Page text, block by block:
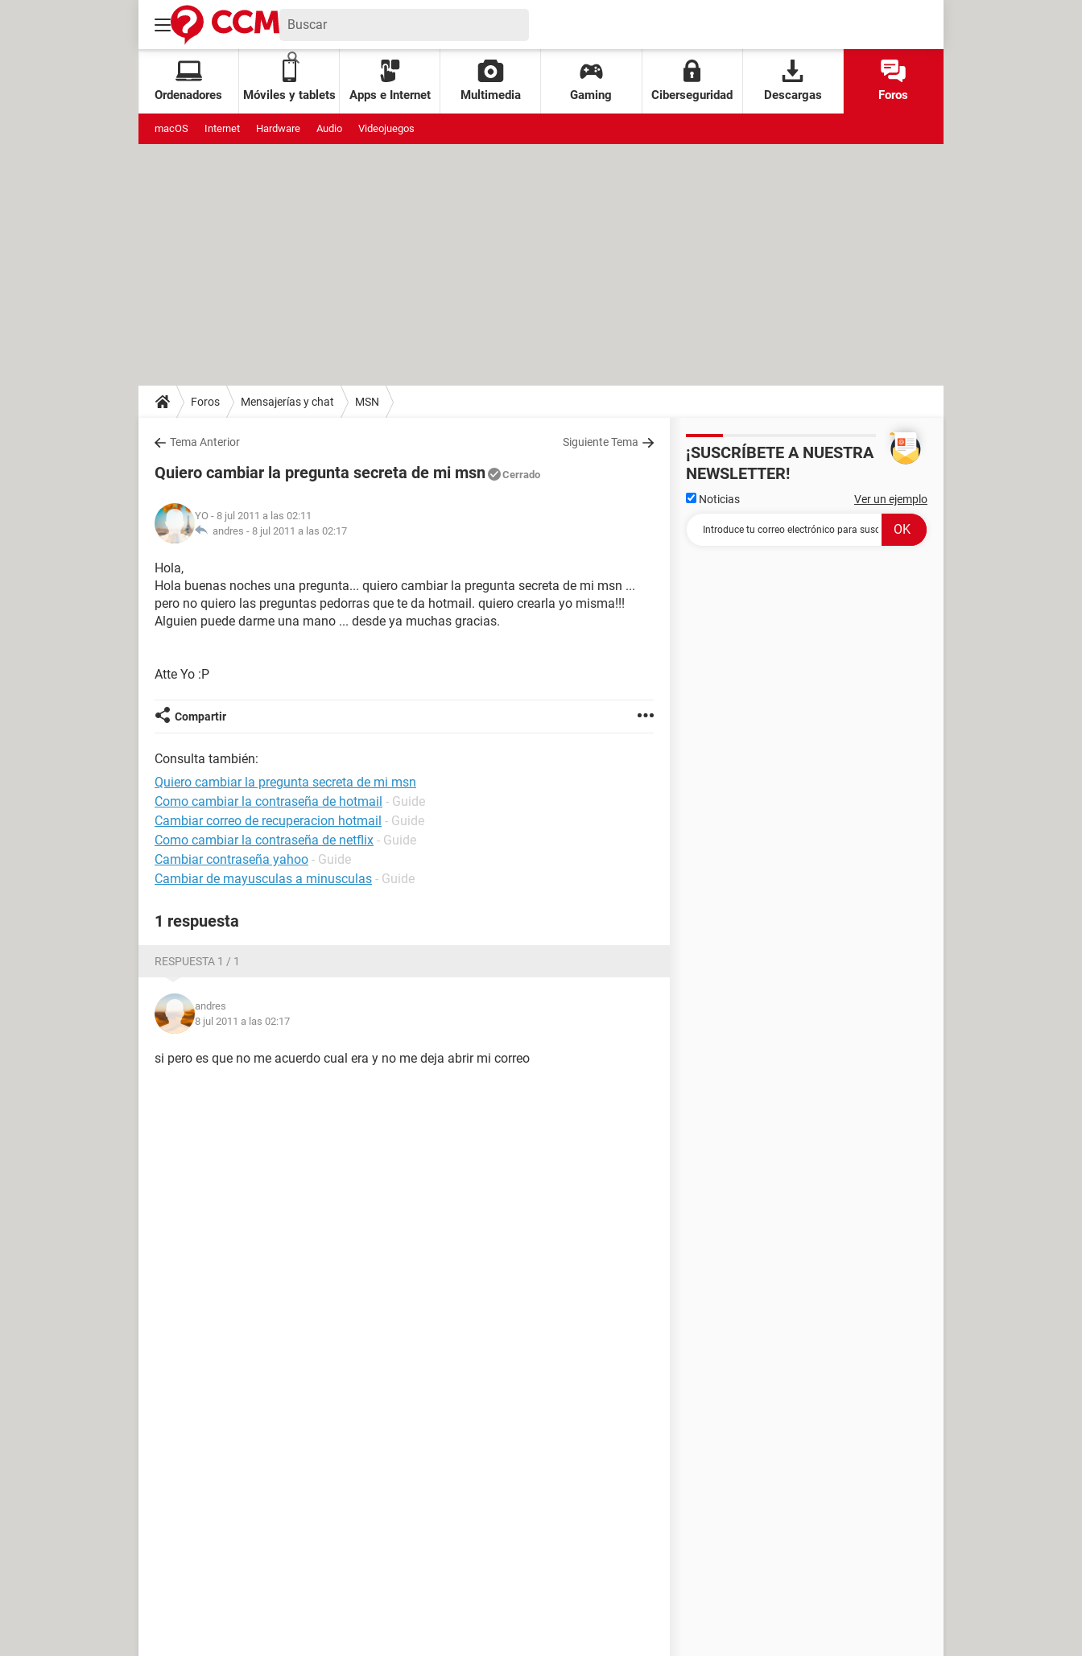
Ordenadores Móviles y tablets Apps e Internet Multimedia Gaming Ciberseguridad Descargas Foros
macOS Internet Hardware Audio Videojuegos
Foros Mensajerías y chat MSN
Tema Anterior Siguiente Tema
Quiero cambiar la pregunta secreta de mi msn Cerrado
YO - 8 jul 2011 a las 02:11
andres - 8 jul 2011 a las 02:17
Hola,
Hola buenas noches una pregunta... quiero cambiar la pregunta secreta de mi msn ...
pero no quiero las preguntas pedorras que te da hotmail. quiero crearla yo misma!!!
Alguien puede darme una mano ... desde ya muchas gracias.
Atte Yo :P
Compartir
Consulta también:
Quiero cambiar la pregunta secreta de mi msn
Como cambiar la contraseña de hotmail - Guide
Cambiar correo de recuperacion hotmail - Guide
Como cambiar la contraseña de netflix - Guide
Cambiar contraseña yahoo - Guide
Cambiar de mayusculas a minusculas - Guide
1 respuesta
RESPUESTA 1 / 1
andres
8 jul 2011 a las 02:17
si pero es que no me acuerdo cual era y no me deja abrir mi correo
¡SUSCRÍBETE A NUESTRA
NEWSLETTER!
Noticias Ver un ejemplo